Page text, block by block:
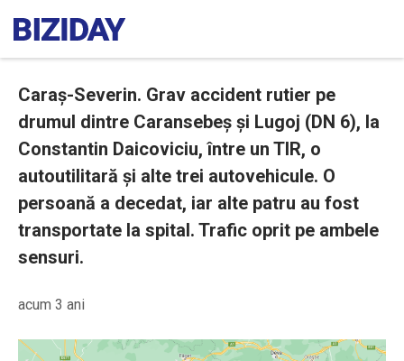
Caraș-Severin. Grav accident rutier pe
drumul dintre Caransebeș și Lugoj (DN 6), la
Constantin Daicoviciu, între un TIR, o
autoutilitară și alte trei autovehicule. O
persoană a decedat, iar alte patru au fost
transportate la spital. Trafic oprit pe ambele
sensuri.
acum 3 ani